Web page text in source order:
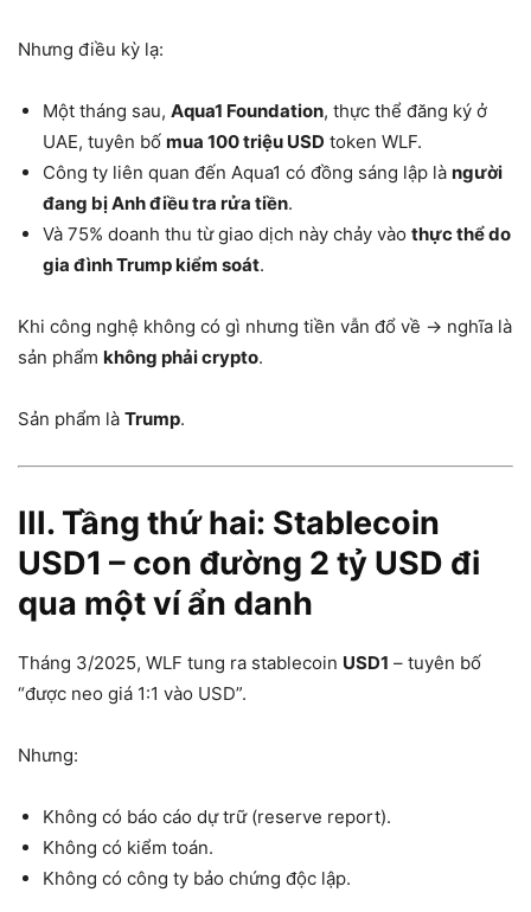
Nhưng điều kỳ lạ:
Một tháng sau, Aqua1 Foundation, thực thể đăng ký ở
UAE, tuyên bố mua 100 triệu USD token WLF.
Công ty liên quan đến Aqua1 có đồng sáng lập là người
đang bị Anh điều tra rửa tiền.
Và 75% doanh thu từ giao dịch này chảy vào thực thể do
gia đình Trump kiểm soát.
Khi công nghệ không có gì nhưng tiền vẫn đổ về → nghĩa là
sản phẩm không phải crypto.
Sản phẩm là Trump.
III. Tầng thứ hai: Stablecoin
USD1 – con đường 2 tỷ USD đi
qua một ví ẩn danh
Tháng 3/2025, WLF tung ra stablecoin USD1 – tuyên bố
“được neo giá 1:1 vào USD”.
Nhưng:
Không có báo cáo dự trữ (reserve report).
Không có kiểm toán.
Không có công ty bảo chứng độc lập.